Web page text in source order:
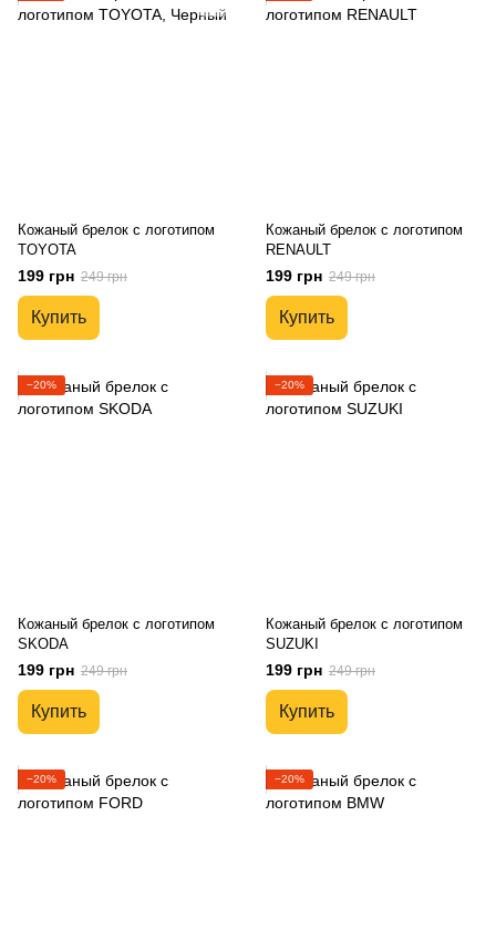
Кожаный брелок с логотипом
TOYOTA
199 грн 249 грн
Купить
Кожаный брелок с логотипом
RENAULT
199 грн 249 грн
Купить
−20%
Кожаный брелок с логотипом
SKODA
199 грн 249 грн
Купить
−20%
Кожаный брелок с логотипом
SUZUKI
199 грн 249 грн
Купить
−20% −20%